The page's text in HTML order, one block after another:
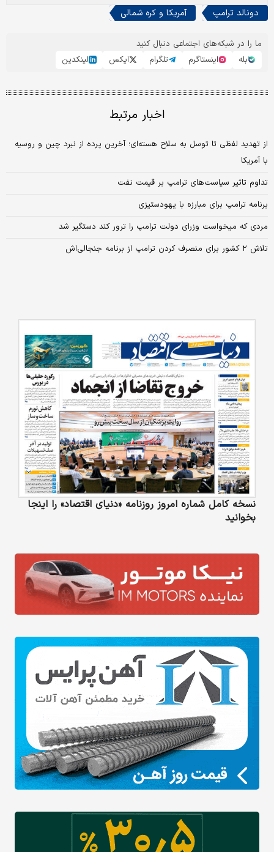
دونالد ترامپ آمریکا و کره شمالی
ما را در شبکه‌های اجتماعی دنبال کنید
بله
اینستاگرم تلگرام ایکس لینکدین
اخبار مرتبط
از تهدید لفظی تا توسل به سلاح هسته‌ای؛ آخرین پرده از نبرد چین و روسیه
با آمریکا
تداوم تاثیر سیاست‌های ترامپ بر قیمت نفت
برنامه ترامپ برای مبارزه با یهودستیزی
مردی که میخواست وزرای دولت ترامپ را ترور کند دستگیر شد
تلاش ۲ کشور برای منصرف کردن ترامپ از برنامه جنجالی‌اش
نسخه کامل شماره امروز روزنامه «دنیای‌ اقتصاد» را اینجا
بخوانید